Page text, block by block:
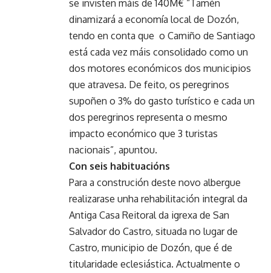
se invisten máis de 140M€ “Tamén
dinamizará a economía local de Dozón,
tendo en conta que o Camiño de Santiago
está cada vez máis consolidado como un
dos motores económicos dos municipios
que atravesa. De feito, os peregrinos
supoñen o 3% do gasto turístico e cada un
dos peregrinos representa o mesmo
impacto económico que 3 turistas
nacionais”, apuntou.
Con seis habituacións
Para a construción deste novo albergue
realizarase unha rehabilitación integral da
Antiga Casa Reitoral da igrexa de San
Salvador do Castro, situada no lugar de
Castro, municipio de Dozón, que é de
titularidade eclesiástica. Actualmente o